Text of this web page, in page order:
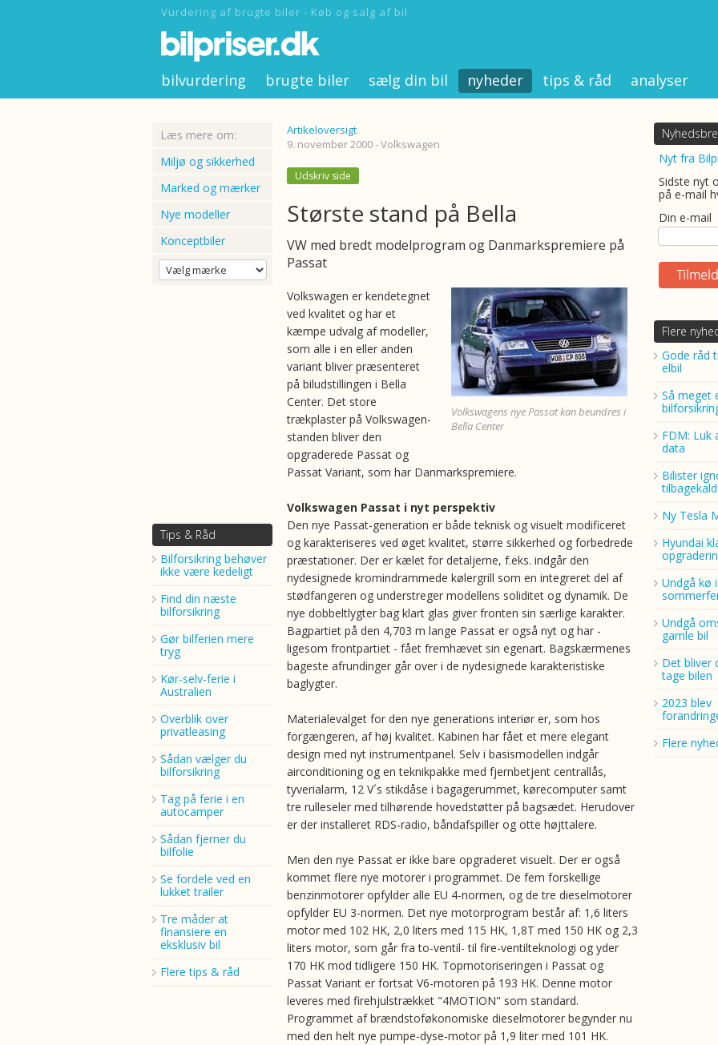
Vurdering af brugte biler - Køb og salg af bil
bilvurdering brugte biler sælg din bil nyheder tips & råd analyser
Læs mere om:
Miljø og sikkerhed
Marked og mærker
Nye modeller
Konceptbiler
Tips & Råd
Bilforsikring behøver
ikke være kedeligt
Find din næste
bilforsikring
Gør bilferien mere
tryg
Kør-selv-ferie i
Australien
Overblik over
privatleasing
Sådan vælger du
bilforsikring
Tag på ferie i en
autocamper
Sådan fjerner du
bilfolie
Se fordele ved en
lukket trailer
Tre måder at
finansiere en
eksklusiv bil
Flere tips & råd
Artikeloversigt
9. november 2000 - Volkswagen
Udskriv side
Største stand på Bella
VW med bredt modelprogram og Danmarkspremiere på
Passat
Volkswagens nye Passat kan beundres i
Bella Center
Volkswagen er kendetegnet
ved kvalitet og har et
kæmpe udvalg af modeller,
som alle i en eller anden
variant bliver præsenteret
på biludstillingen i Bella
Center. Det store
trækplaster på Volkswagen-
standen bliver den
opgraderede Passat og
Passat Variant, som har Danmarkspremiere.
Volkswagen Passat i nyt perspektiv
Den nye Passat-generation er både teknisk og visuelt modificeret
og karakteriseres ved øget kvalitet, større sikkerhed og forbedrede
præstationer. Der er kælet for detaljerne, f.eks. indgår den
nydesignede kromindrammede kølergrill som en integreret del af
stødfangeren og understreger modellens soliditet og dynamik. De
nye dobbeltlygter bag klart glas giver fronten sin særlige karakter.
Bagpartiet på den 4,703 m lange Passat er også nyt og har -
ligesom frontpartiet - fået fremhævet sin egenart. Bagskærmenes
bageste afrundinger går over i de nydesignede karakteristiske
baglygter.
Materialevalget for den nye generations interiør er, som hos
forgængeren, af høj kvalitet. Kabinen har fået et mere elegant
design med nyt instrumentpanel. Selv i basismodellen indgår
airconditioning og en teknikpakke med fjernbetjent centrallås,
tyverialarm, 12 V´s stikdåse i bagagerummet, kørecomputer samt
tre rulleseler med tilhørende hovedstøtter på bagsædet. Herudover
er der installeret RDS-radio, båndafspiller og otte højttalere.
Men den nye Passat er ikke bare opgraderet visuelt. Der er også
kommet flere nye motorer i programmet. De fem forskellige
benzinmotorer opfylder alle EU 4-normen, og de tre dieselmotorer
opfylder EU 3-normen. Det nye motorprogram består af: 1,6 liters
motor med 102 HK, 2,0 liters med 115 HK, 1,8T med 150 HK og 2,3
liters motor, som går fra to-ventil- til fire-ventilteknologi og yder
170 HK mod tidligere 150 HK. Topmotoriseringen i Passat og
Passat Variant er fortsat V6-motoren på 193 HK. Denne motor
leveres med firehjulstrækket "4MOTION" som standard.
Programmet af brændstoføkonomiske dieselmotorer begynder nu
med den helt nye pumpe-dyse-motor på 1,9 liter med 101 HK.
Nyt fra
Sidste nyt
på e-mail
Din e-mail
Flere
Gode råd
elbil
Så meget
FDM: Luk
data
Bilister
Ny Tesla
Hyundai
Undgå kø i
Undgå
gamle bil
Det bliver
tage bilen
2023 blev
Flere